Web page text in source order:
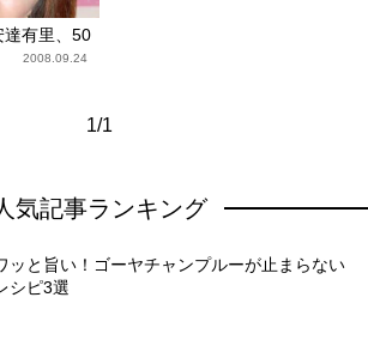
達有里、50
2008.09.24
1/1
気記事ランキング
ッと旨い！ゴーヤチャンプルーが止まらない
シピ3選